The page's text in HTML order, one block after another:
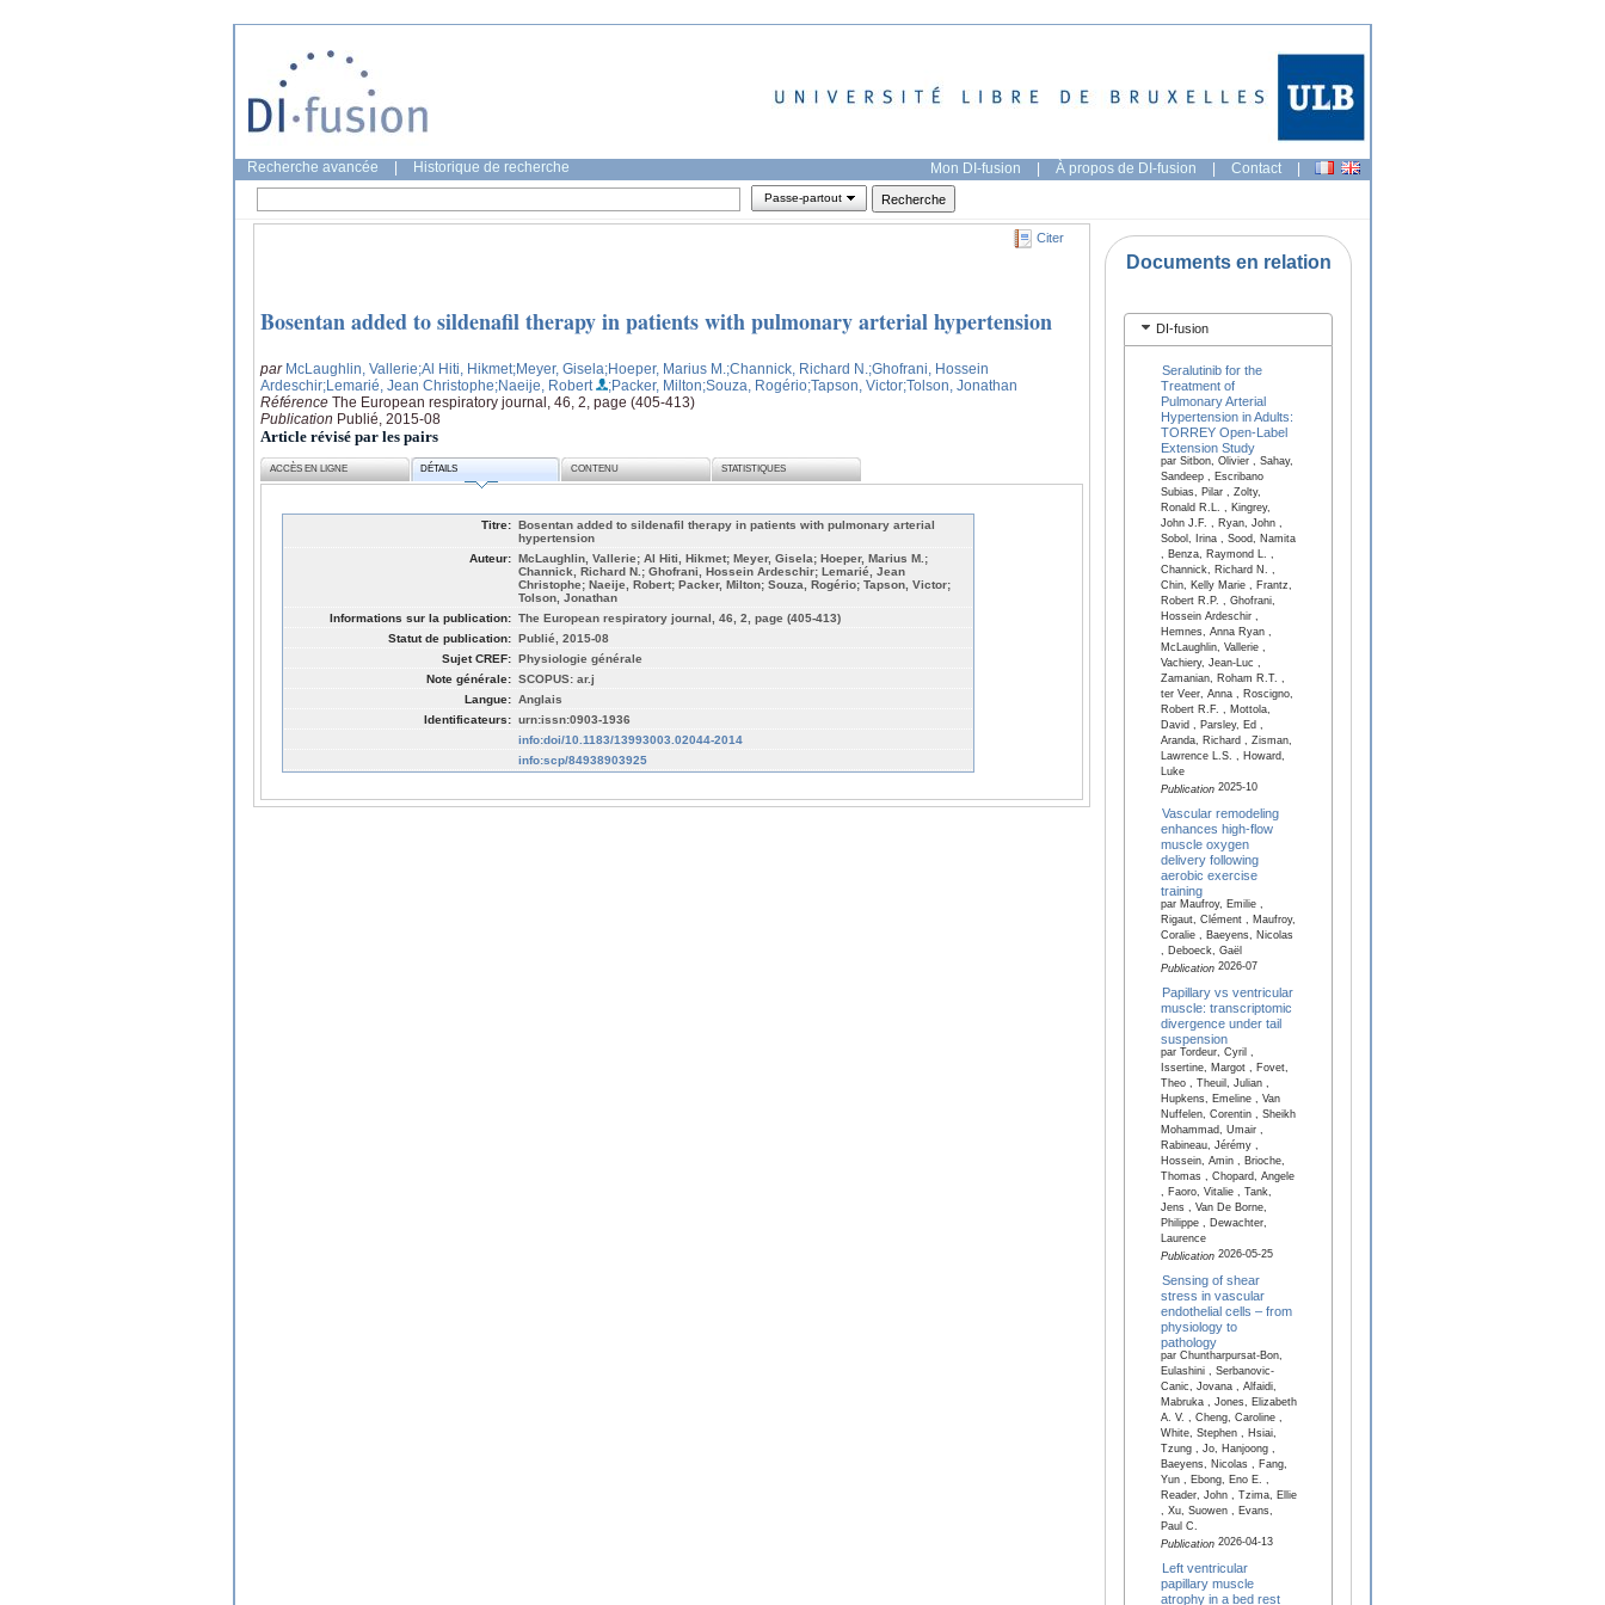
Recherche avancée Historique de recherche Mon DI-fusion | À propos de DI-fusion | Contact |
Passe-partout
Citer
Bosentan added to sildenafil therapy in patients with pulmonary arterial hypertension
par McLaughlin, Vallerie;Al Hiti, Hikmet;Meyer, Gisela;Hoeper, Marius M. ;Channick, Richard N. ;Ghofrani, Hossein
Ardeschir;Lemarié, Jean Christophe;Naeije, Robert ;Packer, Milton;Souza, Rogério;Tapson, Victor;Tolson, Jonathan
Référence The European respiratory journal, 46, 2, page (405-413)
Publication Publié, 2015-08
Article révisé par les pairs
ACCÈS EN LIGNE DÉTAILS CONTENU STATISTIQUES
Titre: Bosentan added to sildenafil therapy in patients with pulmonary arterial
hypertension
Auteur: McLaughlin, Vallerie; Al Hiti, Hikmet; Meyer, Gisela; Hoeper, Marius M.;
Channick, Richard N.; Ghofrani, Hossein Ardeschir; Lemarié, Jean
Christophe; Naeije, Robert; Packer, Milton; Souza, Rogério; Tapson, Victor;
Tolson, Jonathan
Informations sur la publication: The European respiratory journal, 46, 2, page (405-413)
Statut de publication: Publié, 2015-08
Sujet CREF: Physiologie générale
Note générale: SCOPUS: ar.j
Langue: Anglais
Identificateurs: urn:issn:0903-1936
info:doi/10.1183/13993003.02044-2014
info:scp/84938903925
Documents en relation
DI-fusion
Seralutinib for the
Treatment of
Pulmonary Arterial
Hypertension in Adults:
TORREY Open-Label
Extension Study
par Sitbon, Olivier , Sahay,
Sandeep , Escribano
Subias, Pilar , Zolty,
Ronald R.L. , Kingrey,
John J.F. , Ryan, John ,
Sobol, Irina , Sood, Namita
, Benza, Raymond L. ,
Channick, Richard N. ,
Chin, Kelly Marie , Frantz,
Robert R.P. , Ghofrani,
Hossein Ardeschir ,
Hemnes, Anna Ryan ,
McLaughlin, Vallerie ,
Vachiery, Jean-Luc ,
Zamanian, Roham R.T. ,
ter Veer, Anna , Roscigno,
Robert R.F. , Mottola,
David , Parsley, Ed ,
Aranda, Richard , Zisman,
Lawrence L.S. , Howard,
Luke
Publication2025-10
Vascular remodeling
enhances high-flow
muscle oxygen
delivery following
aerobic exercise
training
par Maufroy, Emilie ,
Rigaut, Clément , Maufroy,
Coralie , Baeyens, Nicolas
, Deboeck, Gaël
Publication2026-07
Papillary vs ventricular
muscle: transcriptomic
divergence under tail
suspension
par Tordeur, Cyril ,
Issertine, Margot , Fovet,
Theo , Theuil, Julian ,
Hupkens, Emeline , Van
Nuffelen, Corentin , Sheikh
Mohammad, Umair ,
Rabineau, Jérémy ,
Hossein, Amin , Brioche,
Thomas , Chopard, Angele
, Faoro, Vitalie , Tank,
Jens , Van De Borne,
Philippe , Dewachter,
Laurence
Publication2026-05-25
Sensing of shear
stress in vascular
endothelial cells – from
physiology to
pathology
par Chuntharpursat-Bon,
Eulashini , Serbanovic-
Canic, Jovana , Alfaidi,
Mabruka , Jones, Elizabeth
A. V. , Cheng, Caroline ,
White, Stephen , Hsiai,
Tzung , Jo, Hanjoong ,
Baeyens, Nicolas , Fang,
Yun , Ebong, Eno E. ,
Reader, John , Tzima, Ellie
, Xu, Suowen , Evans,
Paul C.
Publication2026-04-13
Left ventricular
papillary muscle
atrophy in a bed rest